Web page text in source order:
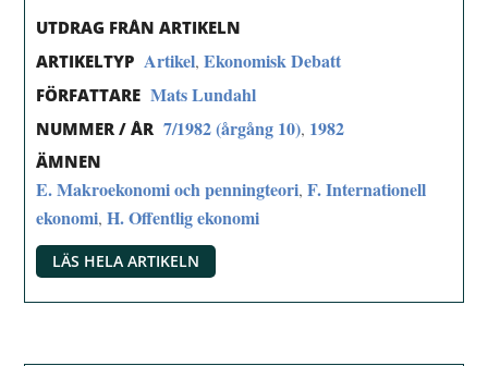
UTDRAG FRÅN ARTIKELN
ARTIKELTYP Artikel,Ekonomisk Debatt
FÖRFATTARE Mats Lundahl
NUMMER / ÅR 7/1982 (årgång 10), 1982
ÄMNEN
E. Makroekonomi och penningteori,F. Internationell
ekonomi,H. Offentlig ekonomi
LÄS HELA ARTIKELN